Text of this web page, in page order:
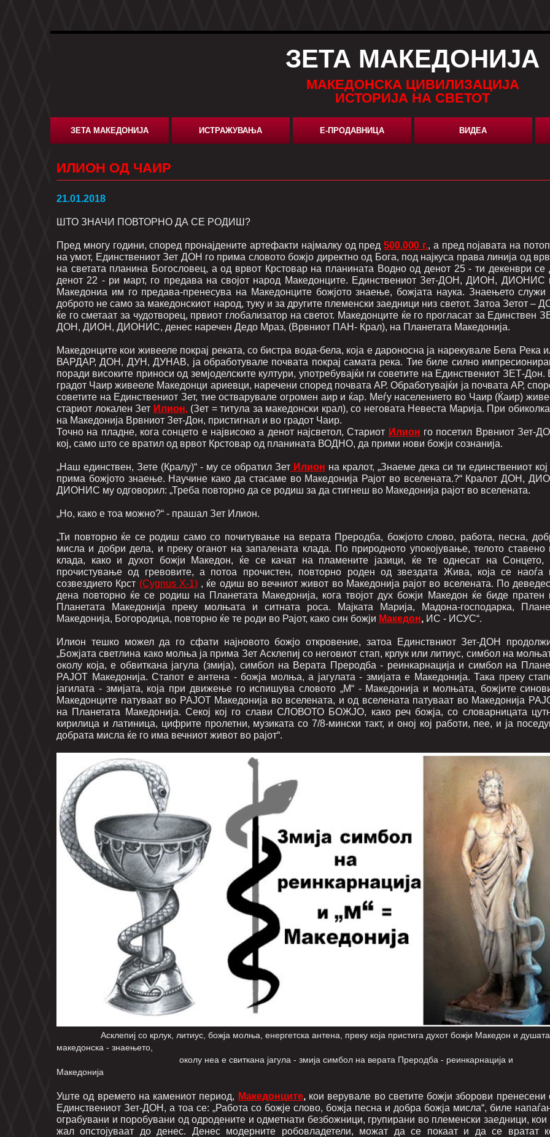
ЗЕТА МАКЕДОНИЈА
МАКЕДОНСКА ЦИВИЛИЗАЦИЈА
ИСТОРИЈА НА СВЕТОТ
ЗЕТА МАКЕДОНИЈА ИСТРАЖУВАЊА Е-ПРОДАВНИЦА ВИДЕА
ИЛИОН ОД ЧАИР
21.01.2018
ШТО ЗНАЧИ ПОВТОРНО ДА СЕ РОДИШ?
Пред многу години, според пронајдените артефакти најмалку од пред500.000 г., а пред појавата на
на умот, Единствениот Зет ДОН го прима словото божјо директно од Богa, под најкуса права линија од
на светата планина Богословец, а од врвот Крстовар на планината Водно од денот 25 - ти декенври се
денот 22 - ри март, го предава на својот народ Македонците. Единствениот Зет-ДОН, ДИОН, ДИОНИС
Македониа им го предава-пренесува на Македонците божјото знаење, божјата наука. Знаењето служи
доброто не само за македонскиот народ, туку и за другите племенски заедници низ светот. Затоа Зетот –
ќе го сметаат за чудотворец, првиот глобализатор на светот. Македонците ќе го прогласат за Единствен
ДОН, ДИОН, ДИОНИС, денес наречен Дедо Мраз, (Врвниот ПАН- Крал), на Планетата Македонија.
Македонците кои живееле покрај реката, со бистра вода-бела, која е дароносна ја нарекувале Бела Река
ВАРДАР, ДОН, ДУН, ДУНАВ, ја обработувале почвата покрај самата река. Тие биле силно
поради високите приноси од земјоделските култури, употребувајќи ги советите на Единствениот ЗЕТ-Дон.
градот Чаир живееле Македонци ариевци, наречени според почвата АР. Обработувајќи ја почвата АР,
советите на Единствениот Зет, тие остварувале огромен аир и ќар. Меѓу населението во Чаир (Ќаир)
стариот локален Зет Илион,(Зет = титула за македонски крал), со неговата Невеста Марија. При
на Македонија Врвниот Зет-Дон, пристигнал и во градот Чаир.
Точно на пладне, кога сонцето е највисоко а денот најсветол, Стариот Илион го посетил Врвниот Зет-
кој, само што се вратил од врвот Крстовар од планината ВОДНО, да прими нови божји сознанија.
„Наш единствен, Зете (Кралу)“ - му се обратил Зет Илион на кралот, „Знаеме дека си ти единствениот кој
прима божјото знаење. Научине како да стасаме во Македонија Рајот во вселената.?“ Кралот ДОН,
ДИОНИС му одговорил: „Треба повторно да се родиш за да стигнеш во Македонија рајот во вселената.
„Но, како е тоа можно?“ - прашал Зет Илион.
„Ти повторно ќе се родиш само со почитување на верата Преродба, божјото слово, работа, песна,
мисла и добри дела, и преку оганот на запалената клада. По природното упокојување, телото ставено
клада, како и духот божји Македон, ќе се качат на пламените јазици, ќе те однесат на Сонцето,
прочистување од гревовите, а потоа прочистен, повторно роден од звездата Жива, која се наоѓа
созвездието Крст (Cygnus X-1), ќе одиш во вечниот живот во Македонија рајот во вселената. По
дена повторно ќе се родиш на Планетата Македонија, кога твојот дух божји Македон ќе биде пратен
Планетата Македонија преку молњата и ситната роса. Мајката Марија, Мадона-господарка,
Македонија, Богородица, повторно ќе те роди во Рајот, како син божји Македон, ИС - ИСУС“.
Илион тешко можел да го сфати најновото божјо откровение, затоа Единствниот Зет-ДОН
„Божјата светлина како молња ја прима Зет Асклепиј со неговиот стап, крлук или литиус, симбол на
околу која, е обвиткана јагула (змија), симбол на Верата Преродба - реинкарнација и симбол на
РАЈОТ Македонија. Стапот е антена - божја молња, а јагулата - змијата е Македонија. Така преку
јагилата - змијата, која при движење го испишува словото „М“ - Македонија и молњата, божјите
Македонците патуваат во РАЈОТ Македонија во вселената, и од вселената патуваат во Македонија
на Планетата Македонија. Секој кој го слави СЛОВОТО БОЖЈО, како реч божја, со словарницата
кирилица и латиница, цифрите пролетни, музиката со 7/8-мински такт, и оној кој работи, пее, и ја
добрата мисла ќе го има вечниот живот во рајот“.
Асклепиј со крлук, литиус, божја молња, енергетска антена, преку која пристига духот божји Македон и душата
македонска - знаењето,
околу неа е свиткана јагула - змија симбол на верата Преродба - реинкарнација и
Македонија
Уште од времето на камениот период, Македонците,кои верувале во светите божји зборови пренесени
Единствениот Зет-ДОН, а тоа се: „Работа со божје слово, божја песна и добра божја мисла“, биле
ограбувани и поробувани од одродените и одметнати безбожници, групирани во племенски заедници, кои
жал опстојуваат до денес. Денес модерните робовладетели, можат да се покаат и да се вратат